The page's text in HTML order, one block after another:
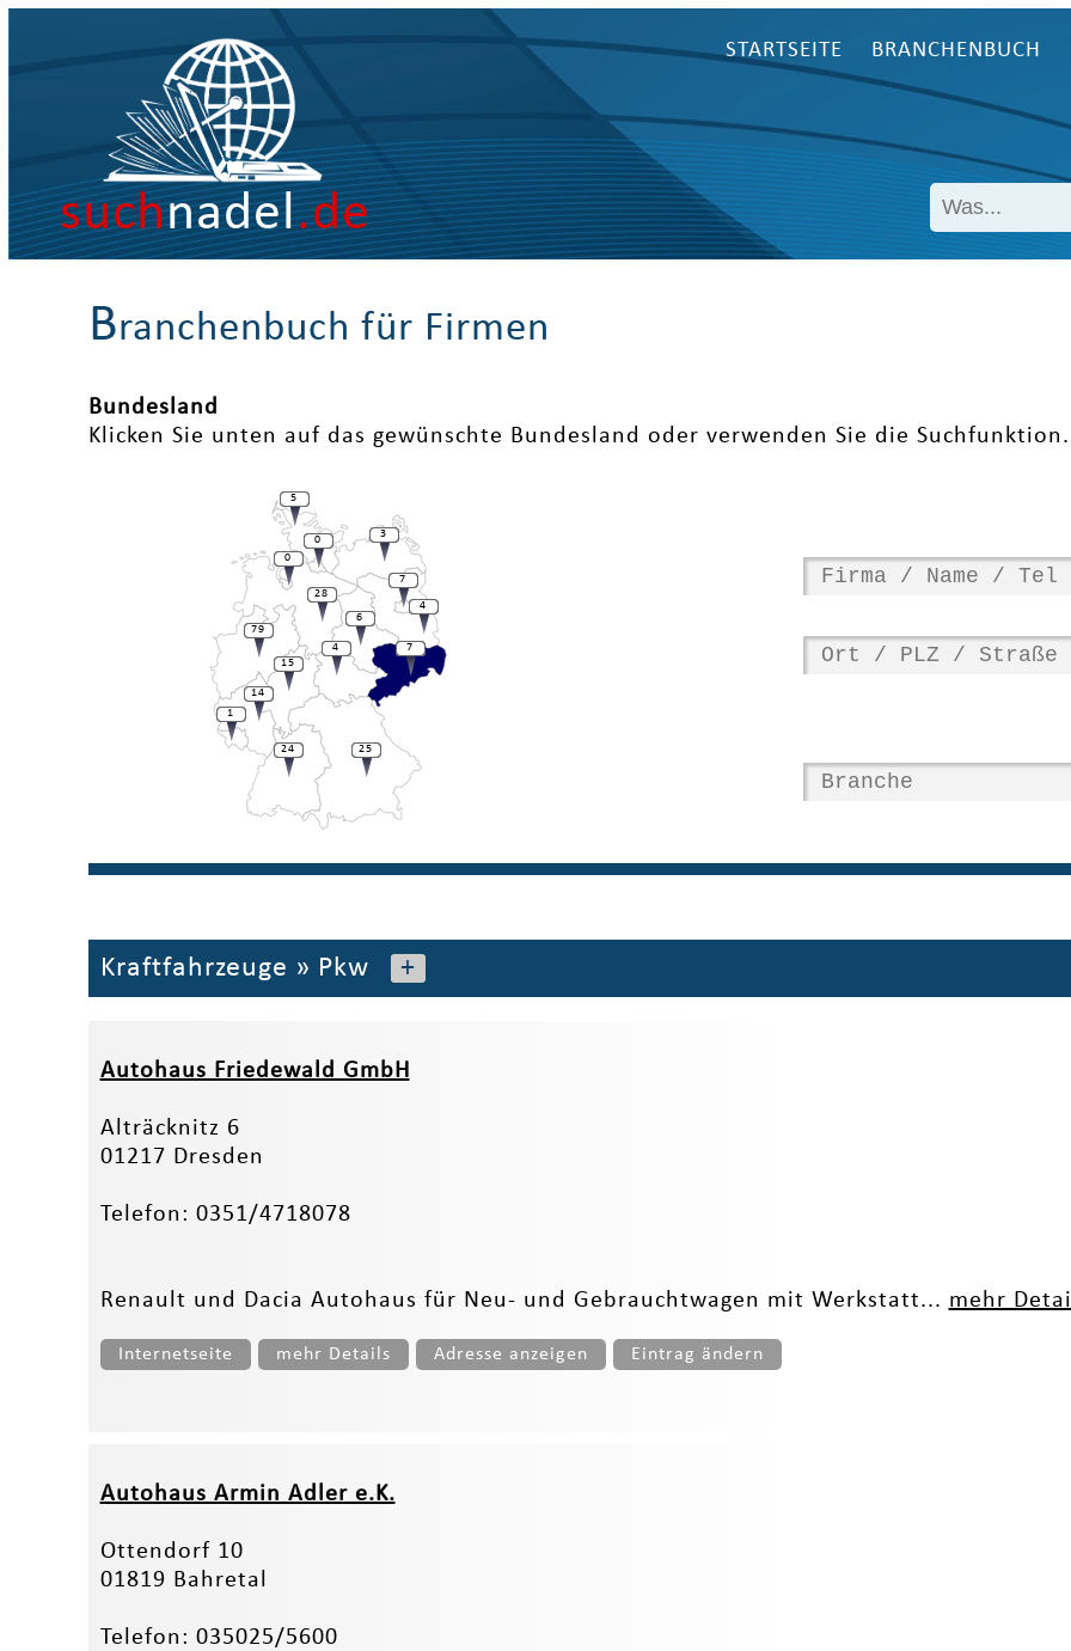
suchnadel.de
STARTSEITE BRANCHENBUCH
Branchenbuch für Firmen
Bundesland
Klicken Sie unten auf das gewünschte Bundesland oder verwenden Sie die Suchfunktion.
7
4
79
7
6
3
0
5
0
28
1
15
14
24
4
25
Kraftfahrzeuge » Pkw +
Autohaus Friedewald GmbH
Alträcknitz 6
01217 Dresden
Telefon: 0351/4718078
Renault und Dacia Autohaus für Neu- und Gebrauchtwagen mit Werkstatt... mehr
Internetseite mehr Details Adresse anzeigen Eintrag ändern
Autohaus Armin Adler e.K.
Ottendorf 10
01819 Bahretal
Telefon: 035025/5600